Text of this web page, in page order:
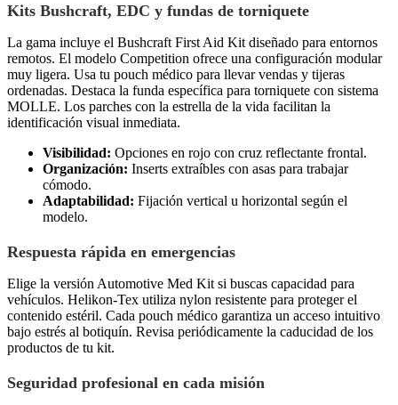
Kits Bushcraft, EDC y fundas de torniquete
La gama incluye el Bushcraft First Aid Kit diseñado para entornos
remotos. El modelo Competition ofrece una configuración modular
muy ligera. Usa tu pouch médico para llevar vendas y tijeras
ordenadas. Destaca la funda específica para torniquete con sistema
MOLLE. Los parches con la estrella de la vida facilitan la
identificación visual inmediata.
Visibilidad: Opciones en rojo con cruz reflectante frontal.
Organización: Inserts extraíbles con asas para trabajar
cómodo.
Adaptabilidad: Fijación vertical u horizontal según el
modelo.
Respuesta rápida en emergencias
Elige la versión Automotive Med Kit si buscas capacidad para
vehículos. Helikon-Tex utiliza nylon resistente para proteger el
contenido estéril. Cada pouch médico garantiza un acceso intuitivo
bajo estrés al botiquín. Revisa periódicamente la caducidad de los
productos de tu kit.
Seguridad profesional en cada misión